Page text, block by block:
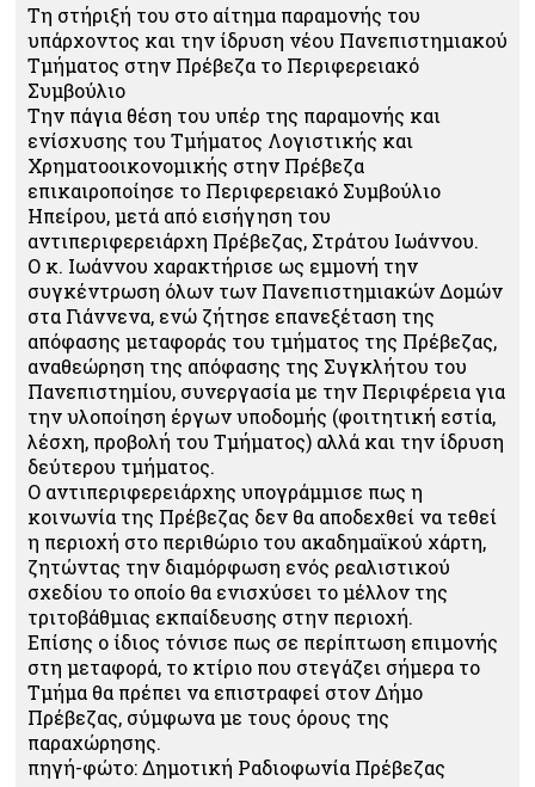
Τη στήριξή του στο αίτημα παραμονής του
υπάρχοντος και την ίδρυση νέου Πανεπιστημιακού
Τμήματος στην Πρέβεζα το Περιφερειακό
Συμβούλιο
Την πάγια θέση του υπέρ της παραμονής και
ενίσχυσης του Τμήματος Λογιστικής και
Χρηματοοικονομικής στην Πρέβεζα
επικαιροποίησε το Περιφερειακό Συμβούλιο
Ηπείρου, μετά από εισήγηση του
αντιπεριφερειάρχη Πρέβεζας, Στράτου Ιωάννου.
Ο κ. Ιωάννου χαρακτήρισε ως εμμονή την
συγκέντρωση όλων των Πανεπιστημιακών Δομών
στα Γιάννενα, ενώ ζήτησε επανεξέταση της
απόφασης μεταφοράς του τμήματος της Πρέβεζας,
αναθεώρηση της απόφασης της Συγκλήτου του
Πανεπιστημίου, συνεργασία με την Περιφέρεια για
την υλοποίηση έργων υποδομής (φοιτητική εστία,
λέσχη, προβολή του Τμήματος) αλλά και την ίδρυση
δεύτερου τμήματος.
Ο αντιπεριφερειάρχης υπογράμμισε πως η
κοινωνία της Πρέβεζας δεν θα αποδεχθεί να τεθεί
η περιοχή στο περιθώριο του ακαδημαϊκού χάρτη,
ζητώντας την διαμόρφωση ενός ρεαλιστικού
σχεδίου το οποίο θα ενισχύσει το μέλλον της
τριτοβάθμιας εκπαίδευσης στην περιοχή.
Επίσης ο ίδιος τόνισε πως σε περίπτωση επιμονής
στη μεταφορά, το κτίριο που στεγάζει σήμερα το
Τμήμα θα πρέπει να επιστραφεί στον Δήμο
Πρέβεζας, σύμφωνα με τους όρους της
παραχώρησης.
πηγή-φώτο: Δημοτική Ραδιοφωνία Πρέβεζας